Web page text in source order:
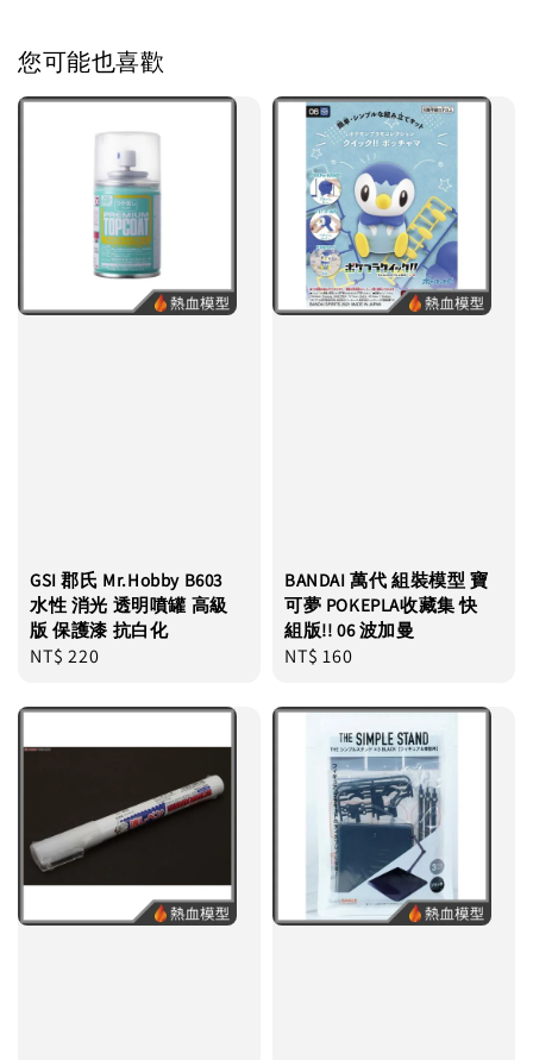
您可能也喜歡
GSI 郡氏 Mr.Hobby B603
水性 消光 透明噴罐 高級
版 保護漆 抗白化
Regular
NT$ 220
BANDAI 萬代 組裝模型 寶
可夢 POKEPLA收藏集 快
組版!! 06 波加曼
Regular
NT$ 160